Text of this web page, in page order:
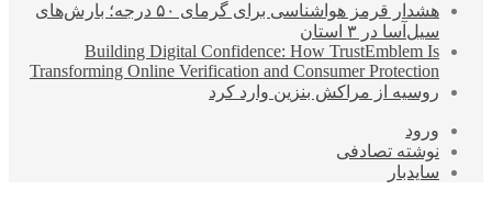
هشدار قرمز هواشناسی برای گرمای ۵۰ درجه؛ بارش‌های
سیل‌آسا در ۳ استان
Building Digital Confidence: How TrustEmblem Is
Transforming Online Verification and Consumer Protection
روسیه از مراکش بنزین وارد کرد
ورود
نوشته تصادفی
سایدبار